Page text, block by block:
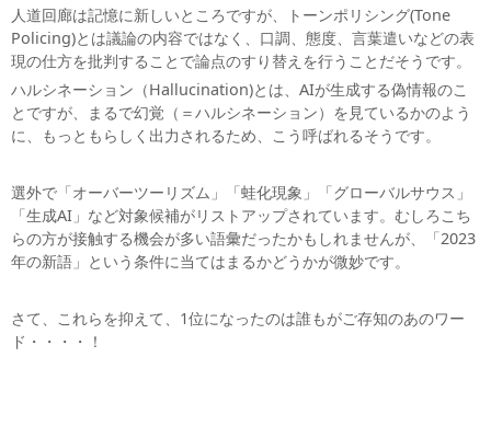
人道回廊は記憶に新しいところですが、トーンポリシング(Tone
Policing)とは議論の内容ではなく、口調、態度、言葉遣いなどの表
現の仕方を批判することで論点のすり替えを行うことだそうです。
ハルシネーション（Hallucination)とは、AIが生成する偽情報のこ
とですが、まるで幻覚（＝ハルシネーション）を見ているかのよう
に、もっともらしく出力されるため、こう呼ばれるそうです。
選外で「オーバーツーリズム」「蛙化現象」「グローバルサウス」
「生成AI」など対象候補がリストアップされています。むしろこち
らの方が接触する機会が多い語彙だったかもしれませんが、「2023
年の新語」という条件に当てはまるかどうかが微妙です。
さて、これらを抑えて、1位になったのは誰もがご存知のあのワー
ド・・・・！